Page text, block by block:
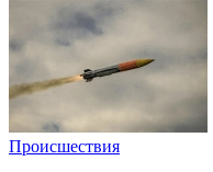
Происшествия